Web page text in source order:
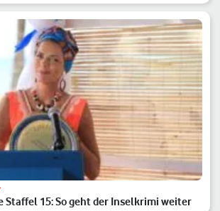
Staffel 15: So geht der Inselkrimi weiter